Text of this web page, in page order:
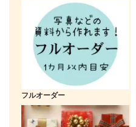
フルオーダー